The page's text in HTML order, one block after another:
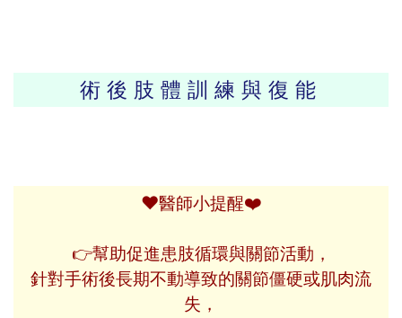
術後肢體訓練與復能
❤️醫師小提醒❤️
👉幫助促進患肢循環與關節活動，
針對手術後長期不動導致的關節僵硬或肌肉流
失，